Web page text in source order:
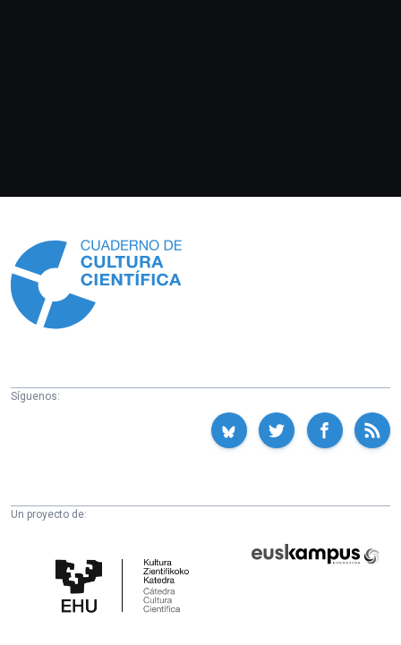
Síguenos:
Un proyecto de:
Cultura
Científica
Fundazioa